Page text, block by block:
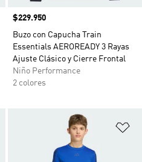
Precio
$229.950
Buzo con Capucha Train
Essentials AEROREADY 3 Rayas
Ajuste Clásico y Cierre Frontal
Niño Performance
2 colores
Añadir a la lista de deseos